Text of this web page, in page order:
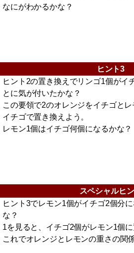
なにがわかるかな？
ヒント3
ヒント2の置き換えでリンゴ1個がイ
とに気が付いたかな？
この要領で2のオレンジをイチゴと
イチゴで置き換えよう。
レモン1個はイチゴ何個になるかな？
スペシャルヒ
ヒント3でレモン1個がイチゴ2個分
な？
1を見ると、イチゴ2個がレモン1個に
これでオレンジとレモンの重さの関